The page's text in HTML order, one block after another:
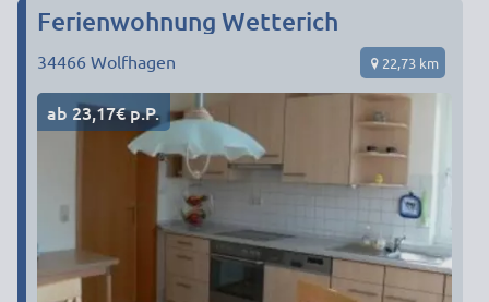
Ferienwohnung Wetterich
34466 Wolfhagen 22,73 km
ab 23,17€ p.P.